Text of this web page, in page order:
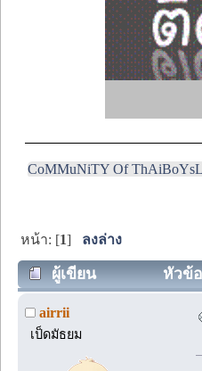
CoMMuNiTY Of
หน้า: [1] ลงล่าง
ผู้เขียน หัวข้อ
airrii
เป็ดมัธยม